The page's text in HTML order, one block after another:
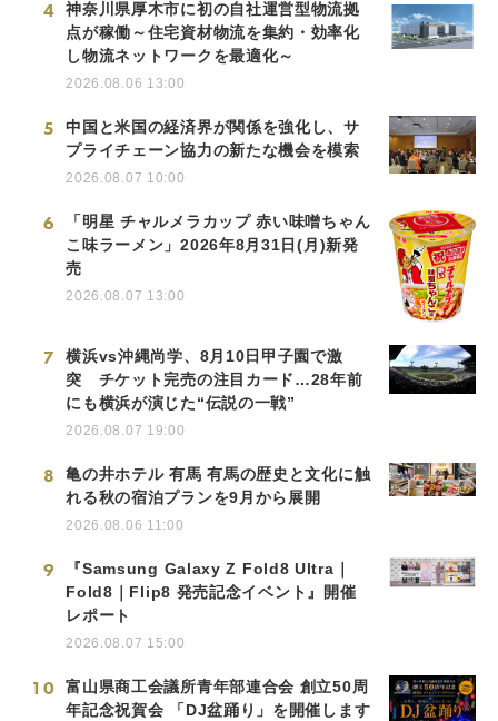
4
神奈川県厚木市に初の自社運営型物流拠
点が稼働～住宅資材物流を集約・効率化
し物流ネットワークを最適化～
2026.08.06 13:00
5
中国と米国の経済界が関係を強化し、サ
プライチェーン協力の新たな機会を模索
2026.08.07 10:00
6
「明星 チャルメラカップ 赤い味噌ちゃん
こ味ラーメン」2026年8月31日(月)新発
売
2026.08.07 13:00
7
横浜vs沖縄尚学、8月10日甲子園で激
突 チケット完売の注目カード…28年前
にも横浜が演じた“伝説の一戦”
2026.08.07 19:00
8
亀の井ホテル 有馬 有馬の歴史と文化に触
れる秋の宿泊プランを9月から展開
2026.08.06 11:00
9
『Samsung Galaxy Z Fold8 Ultra｜
Fold8｜Flip8 発売記念イベント』開催
レポート
2026.08.07 15:00
10
富山県商工会議所青年部連合会 創立50周
年記念祝賀会 「DJ盆踊り」を開催します